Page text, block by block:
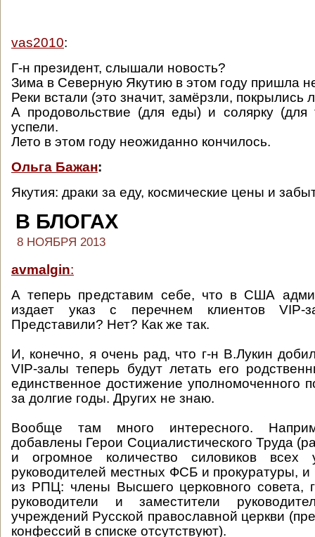
vas2010:
Г-н президент, слышали новость?
Зима в Северную Якутию в этом году пришла
Реки встали (это значит, замёрзли, покрылись
А продовольствие (для еды) и солярку (для
успели.
Лето в этом году неожиданно кончилось.
Ольга Бажан:
Якутия: драки за еду, космические цены и
В БЛОГАХ
8 НОЯБРЯ 2013
avmalgin:
А теперь представим себе, что в США
издает указ с перечнем клиентов VIP-
Представили? Нет? Как же так.
И, конечно, я очень рад, что г-н В.Лукин
VIP-залы теперь будут летать его
единственное достижение уполномоченного
за долгие годы. Других не знаю.
Вообще там много интересного.
добавлены Герои Социалистического Труда
и огромное количество силовиков всех
руководителей местных ФСБ и прокуратуры, и
из РПЦ: члены Высшего церковного совета,
руководители и заместители
учреждений Русской православной церкви
конфессий в списке отсутствуют).